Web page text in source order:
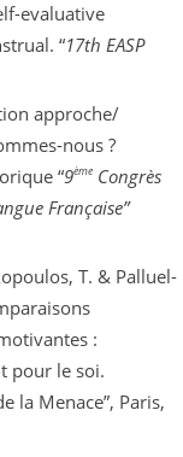
evaluative
“17th EASP
approche/
nous ?
“9èmeCongrès
Française”
T. & Palluel-
:
pour le soi.
la Menace”, Paris,